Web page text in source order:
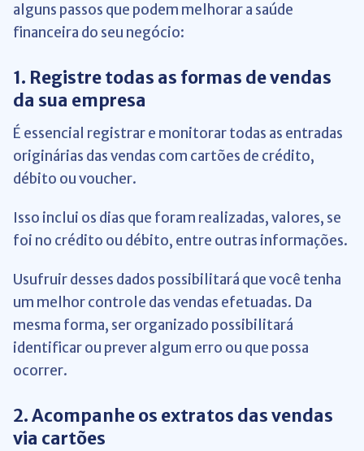
alguns passos que podem melhorar a saúde
financeira do seu negócio:
1. Registre todas as formas de vendas
da sua empresa
É essencial registrar e monitorar todas as entradas
originárias das vendas com cartões de crédito,
débito ou voucher.
Isso inclui os dias que foram realizadas, valores, se
foi no crédito ou débito, entre outras informações.
Usufruir desses dados possibilitará que você tenha
um melhor controle das vendas efetuadas. Da
mesma forma, ser organizado possibilitará
identificar ou prever algum erro ou que possa
ocorrer.
2. Acompanhe os extratos das vendas
via cartões